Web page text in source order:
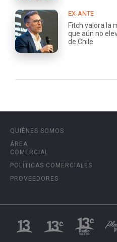
EX-ANTE
Fitch valora la
que aún no
de Chile
QUIÉNES SOMOS
ÁREA
COMERCIAL
POLÍTICAS COMERCIALES
PROVEEDORES